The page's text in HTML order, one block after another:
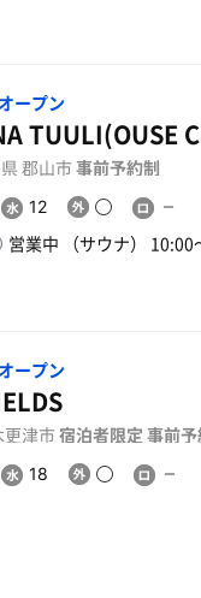
ープン
TUULI(OUSE
郡山市事前予約制
12
営業中 （サウナ） 10:00
ープン
更津市宿泊者限定 事前
18